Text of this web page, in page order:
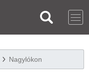
Nagylókon